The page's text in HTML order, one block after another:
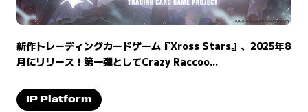
新作トレーディングカードゲーム『Xross Stars』、2025年8
月にリリース！第一弾としてCrazy Raccoo...
IP Platform